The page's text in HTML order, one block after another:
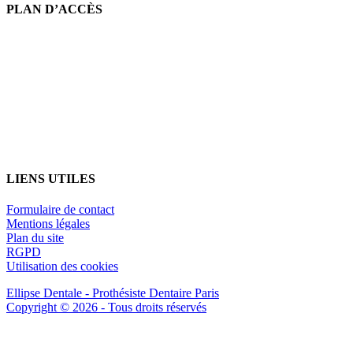
PLAN D’ACCÈS
LIENS UTILES
Formulaire de contact
Mentions légales
Plan du site
RGPD
Utilisation des cookies
Ellipse Dentale - Prothésiste Dentaire Paris
Copyright © 2026 - Tous droits réservés